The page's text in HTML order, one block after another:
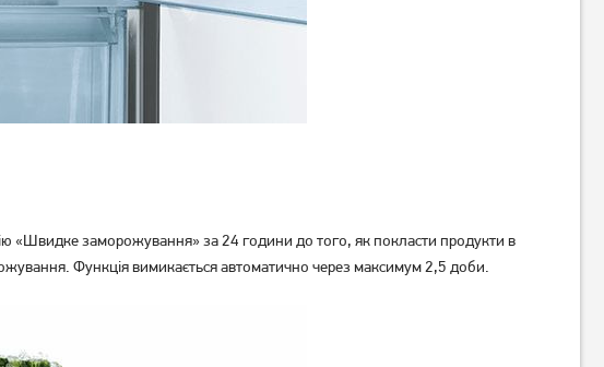
«Швидке заморожування» за 24 години до того, як покласти продукти в
Функція вимикається автоматично через максимум 2,5 доби.